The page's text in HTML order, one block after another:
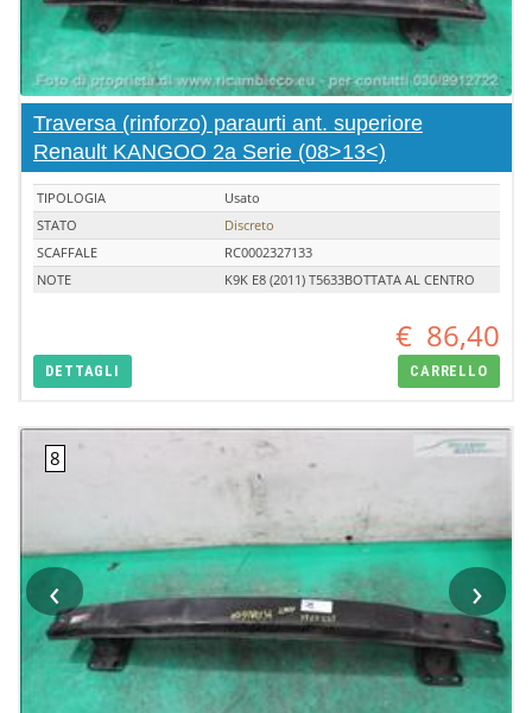
Traversa (rinforzo) paraurti ant. superiore
Renault KANGOO 2a Serie (08>13<)
TIPOLOGIA
Usato
STATO
Discreto
SCAFFALE
RC0002327133
NOTE
K9K E8 (2011) T5633BOTTATA AL CENTRO
€ 86,40
DETTAGLI CARRELLO
‹ ›